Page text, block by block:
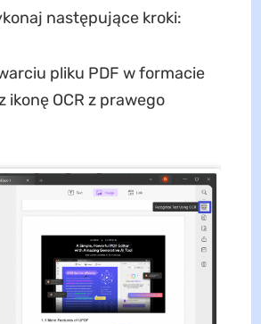
następujące kroki:
pliku PDF w formacie
ikonę OCR z prawego